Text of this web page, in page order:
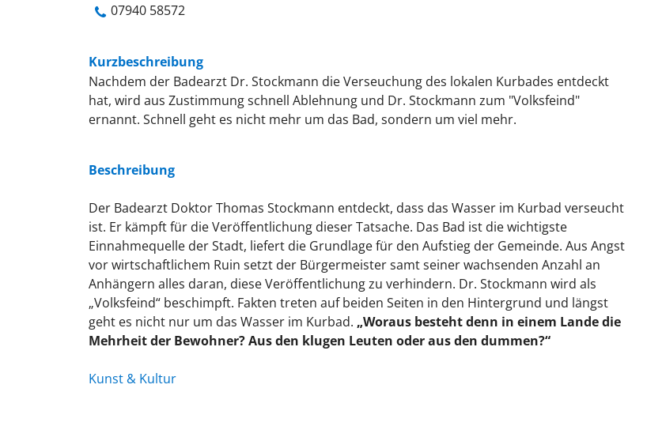
07940 58572
Kurzbeschreibung
Nachdem der Badearzt Dr. Stockmann die Verseuchung des lokalen Kurbades entdeckt
hat, wird aus Zustimmung schnell Ablehnung und Dr. Stockmann zum "Volksfeind"
ernannt. Schnell geht es nicht mehr um das Bad, sondern um viel mehr.
Beschreibung
Der Badearzt Doktor Thomas Stockmann entdeckt, dass das Wasser im Kurbad verseucht
ist. Er kämpft für die Veröffentlichung dieser Tatsache. Das Bad ist die wichtigste
Einnahmequelle der Stadt, liefert die Grundlage für den Aufstieg der Gemeinde. Aus Angst
vor wirtschaftlichem Ruin setzt der Bürgermeister samt seiner wachsenden Anzahl an
Anhängern alles daran, diese Veröffentlichung zu verhindern. Dr. Stockmann wird als
„Volksfeind“ beschimpft. Fakten treten auf beiden Seiten in den Hintergrund und längst
geht es nicht nur um das Wasser im Kurbad. „Woraus besteht denn in einem Lande die
Mehrheit der Bewohner? Aus den klugen Leuten oder aus den dummen?“
Kunst & Kultur